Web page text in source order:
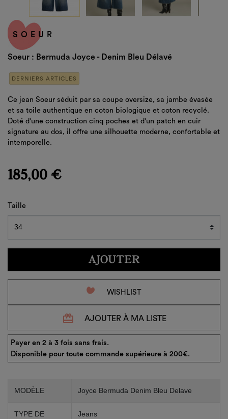
SOEUR
Soeur : Bermuda Joyce - Denim Bleu Délavé
DERNIERS ARTICLES
Ce jean Soeur séduit par sa coupe oversize, sa jambe évasée
et sa toile authentique en coton biologique et coton recyclé.
Doté d'une construction cinq poches et d'un patch en cuir
signature au dos, il offre une silhouette moderne, confortable et
intemporelle.
185,00 €
Taille
AJOUTER
favorite_border WISHLIST
redeem AJOUTER À MA LISTE
Payer en 2 à 3 fois sans frais.
Disponible pour toute commande supérieure à 200€.
MODÈLE Joyce Bermuda Denim Bleu Delave
TYPE DE
Jeans